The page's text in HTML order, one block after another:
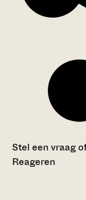
Stel een vraag
Reageren